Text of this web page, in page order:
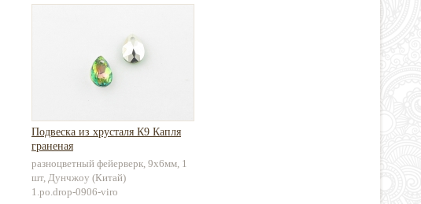
Подвеска из хрусталя К9 Капля
граненая
разноцветный фейерверк, 9х6мм, 1
шт, Дунчжоу (Китай)
1.po.drop-0906-viro